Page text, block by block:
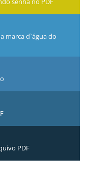
marca d`água do
PDF